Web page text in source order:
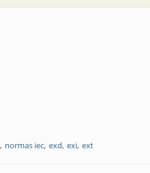
normas iec exd exi ext